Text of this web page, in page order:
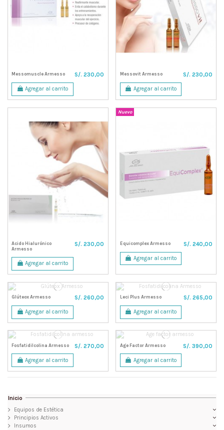
Messomuscle Armesso S/. 230,00
Agregar al carrito
Messovit Armesso S/. 230,00
Agregar al carrito
Acido Hialurónico
Armesso
S/. 230,00
Agregar al carrito
Nuevo
Equicomplex Armesso S/. 240,00
Agregar al carrito
Glúteox Armesso S/. 260,00
Agregar al carrito
Leci Plus Armesso S/. 265,00
Agregar al carrito
Fosfatidilcolina Armesso S/. 270,00
Agregar al carrito
Age Factor Armesso S/. 390,00
Agregar al carrito
Inicio
Equipos de Estética
Principios Activos
Insumos